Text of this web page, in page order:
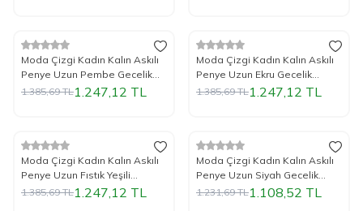
%10İndirim
Yeni
Moda Çizgi Kadın Kalın Askılı
Penye Uzun Pembe Gecelik
12001
1.385,69TL1.247,12 TL
%10İndirim
Yeni
Moda Çizgi Kadın Kalın Askılı
Penye Uzun Ekru Gecelik
12001
1.385,69TL1.247,12 TL
%10İndirim
Yeni
Moda Çizgi Kadın Kalın Askılı
Penye Uzun Fıstık Yeşili
Gecelik 12001
1.385,69TL1.247,12 TL
%10İndirim
Yeni
Moda Çizgi Kadın Kalın Askılı
Penye Uzun Siyah Gecelik
12001
1.231,69TL1.108,52 TL